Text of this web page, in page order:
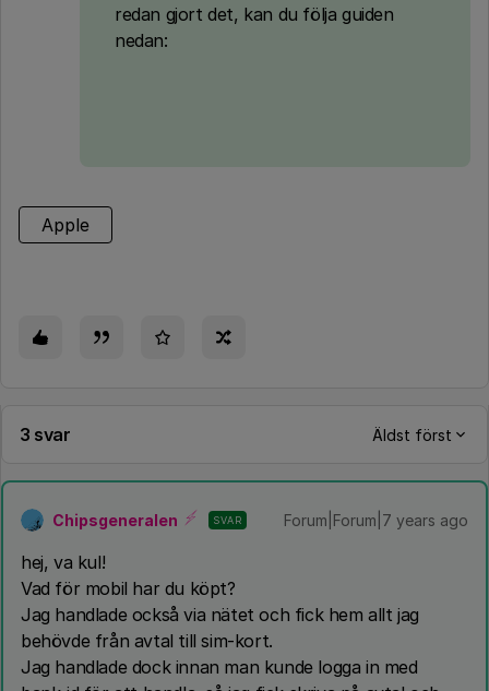
redan gjort det, kan du följa guiden
nedan:
Apple
3 svar Äldst först
Chipsgeneralen SVAR Forum|Forum|7 years ago
hej, va kul!
Vad för mobil har du köpt?
Jag handlade också via nätet och fick hem allt jag
behövde från avtal till sim-kort.
Jag handlade dock innan man kunde logga in med